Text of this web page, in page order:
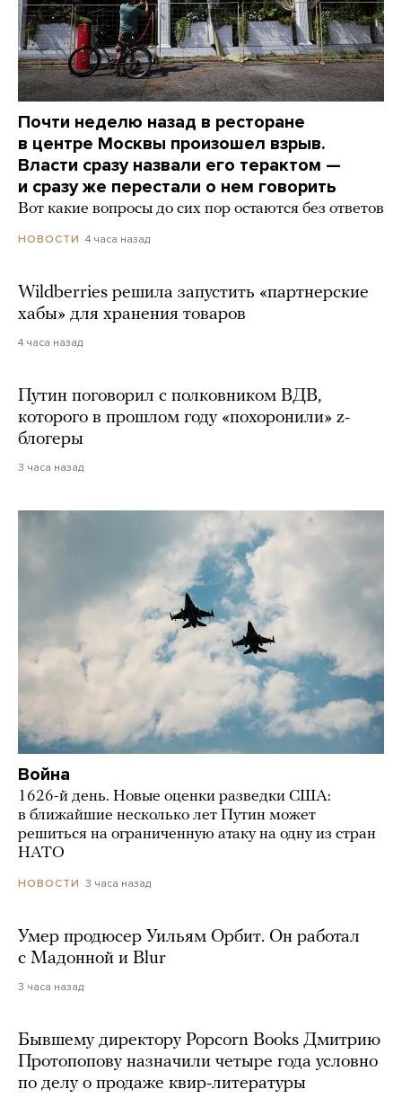
Почти неделю назад в ресторане
в центре Москвы произошел взрыв.
Власти сразу назвали его терактом —
и сразу же перестали о нем говорить
Вот какие вопросы до сих пор остаются без ответов
НОВОСТИ 4 часа назад
Wildberries решила запустить «партнерские
хабы» для хранения товаров
4 часа назад
Путин поговорил с полковником ВДВ,
которого в прошлом году «похоронили» z-
блогеры
3 часа назад
Война
1626-й день. Новые оценки разведки США:
в ближайшие несколько лет Путин может
решиться на ограниченную атаку на одну из стран
НАТО
НОВОСТИ 3 часа назад
Умер продюсер Уильям Орбит. Он работал
с Мадонной и Blur
3 часа назад
Бывшему директору Popcorn Books Дмитрию
Протопопову назначили четыре года условно
по делу о продаже квир-литературы